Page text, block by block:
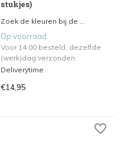
stukjes)
Zoek de kleuren bij de ...
Op voorraad
Voor 14.00 besteld, dezelfde
(werk)dag verzonden.
Deliverytime
€14,95